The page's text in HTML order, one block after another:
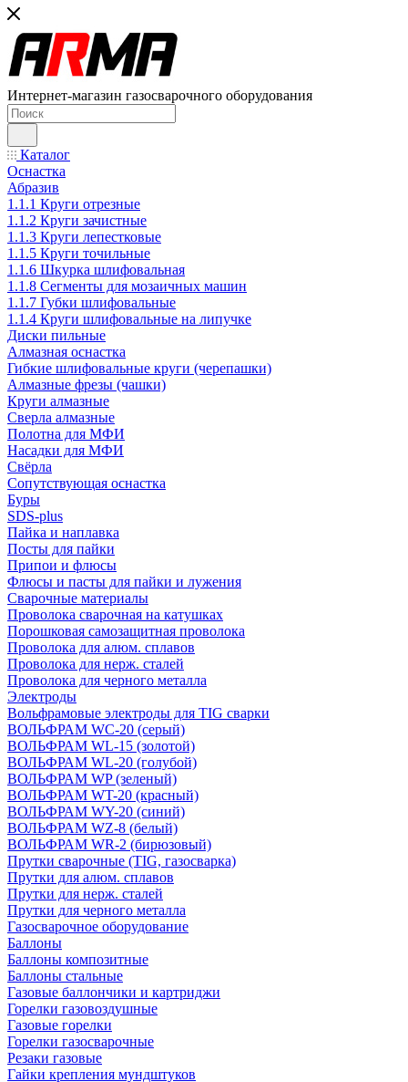
Интернет-магазин газосварочного оборудования
Каталог
Оснастка
Абразив
1.1.1 Круги отрезные
1.1.2 Круги зачистные
1.1.3 Круги лепестковые
1.1.5 Круги точильные
1.1.6 Шкурка шлифовальная
1.1.8 Сегменты для мозаичных машин
1.1.7 Губки шлифовальные
1.1.4 Круги шлифовальные на липучке
Диски пильные
Алмазная оснастка
Гибкие шлифовальные круги (черепашки)
Алмазные фрезы (чашки)
Круги алмазные
Сверла алмазные
Полотна для МФИ
Насадки для МФИ
Свёрла
Сопутствующая оснастка
Буры
SDS-plus
Пайка и наплавка
Посты для пайки
Припои и флюсы
Флюсы и пасты для пайки и лужения
Сварочные материалы
Проволока сварочная на катушках
Порошковая самозащитная проволока
Проволока для алюм. сплавов
Проволока для нерж. сталей
Проволока для черного металла
Электроды
Вольфрамовые электроды для TIG сварки
ВОЛЬФРАМ WC-20 (серый)
ВОЛЬФРАМ WL-15 (золотой)
ВОЛЬФРАМ WL-20 (голубой)
ВОЛЬФРАМ WP (зеленый)
ВОЛЬФРАМ WT-20 (красный)
ВОЛЬФРАМ WY-20 (синий)
ВОЛЬФРАМ WZ-8 (белый)
ВОЛЬФРАМ WR-2 (бирюзовый)
Прутки сварочные (TIG, газосварка)
Прутки для алюм. сплавов
Прутки для нерж. сталей
Прутки для черного металла
Газосварочное оборудование
Баллоны
Баллоны композитные
Баллоны стальные
Газовые баллончики и картриджи
Горелки газовоздушные
Газовые горелки
Горелки газосварочные
Резаки газовые
Гайки крепления мундштуков